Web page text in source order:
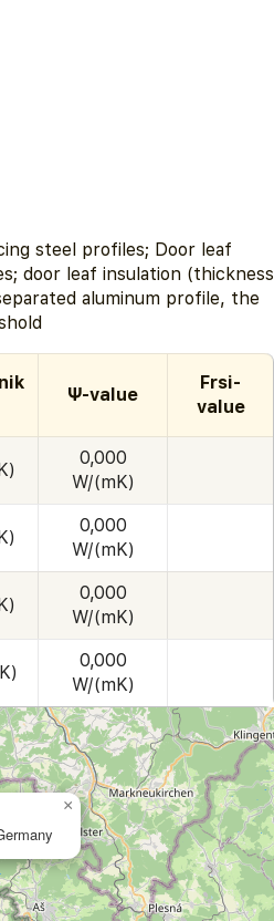
steel profiles; Door leaf
door leaf insulation (thickness
aluminum profile, the
Ψ-value
Frsi-
value
0,000
W/(mK)
0,000
W/(mK)
0,000
W/(mK)
0,000
W/(mK)
×